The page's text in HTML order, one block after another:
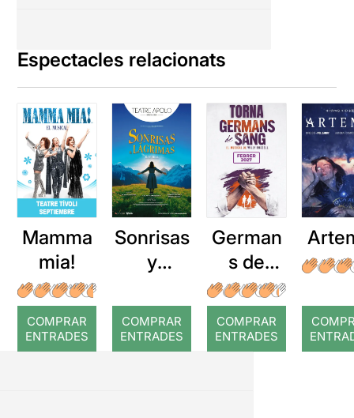
Espectacles relacionats
Mamma
mia!
COMPRAR
ENTRADES
Sonrisas
y
COMPRAR
ENTRADES
German
s de
sang
COMPRAR
ENTRADES